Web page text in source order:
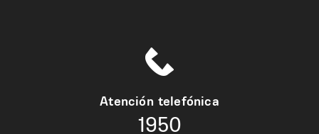
Atención telefónica
1950